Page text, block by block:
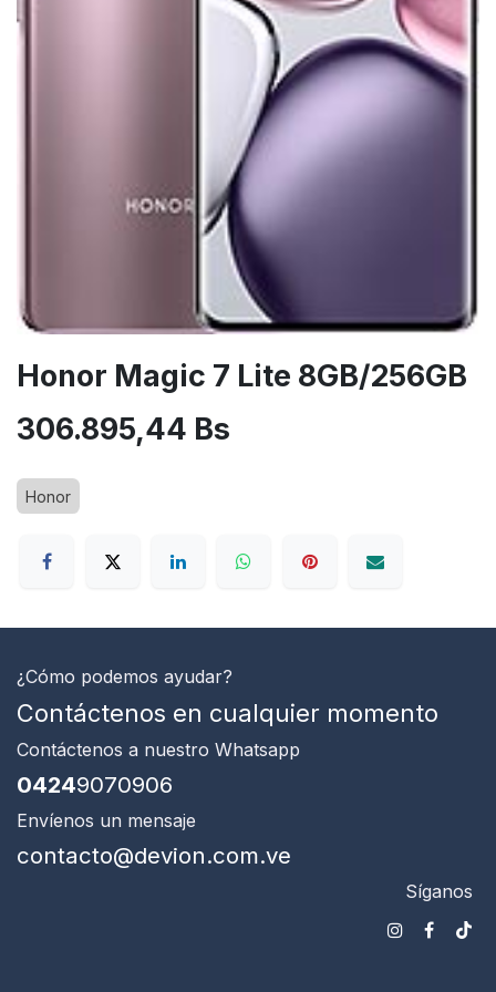
Honor Magic 7 Lite 8GB/256GB
306.895,44 Bs
Honor
¿Cómo podemos ayudar?
Contáctenos en cualquier momento
Contáctenos a nuestro Whatsapp
04249070906
Envíenos un mensaje
contacto@devion.com.ve
Síganos